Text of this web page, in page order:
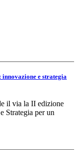
e strategia
il via la II edizione
Strategia per un